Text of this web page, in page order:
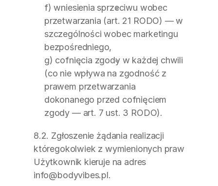
f) wniesienia sprzeciwu wobec
przetwarzania (art. 21 RODO) — w
szczególności wobec marketingu
bezpośredniego,
g) cofnięcia zgody w każdej chwili
(co nie wpływa na zgodność z
prawem przetwarzania
dokonanego przed cofnięciem
zgody — art. 7 ust. 3 RODO).
8.2. Zgłoszenie żądania realizacji
któregokolwiek z wymienionych praw
Użytkownik kieruje na adres
info@bodyvibes.pl.